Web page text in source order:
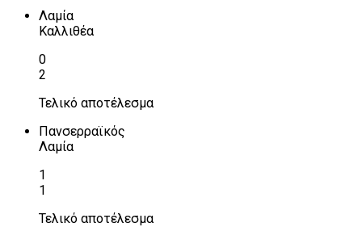
Λαμία
Καλλιθέα
0
2
Τελικό αποτέλεσμα
Πανσερραϊκός
Λαμία
1
1
Τελικό αποτέλεσμα